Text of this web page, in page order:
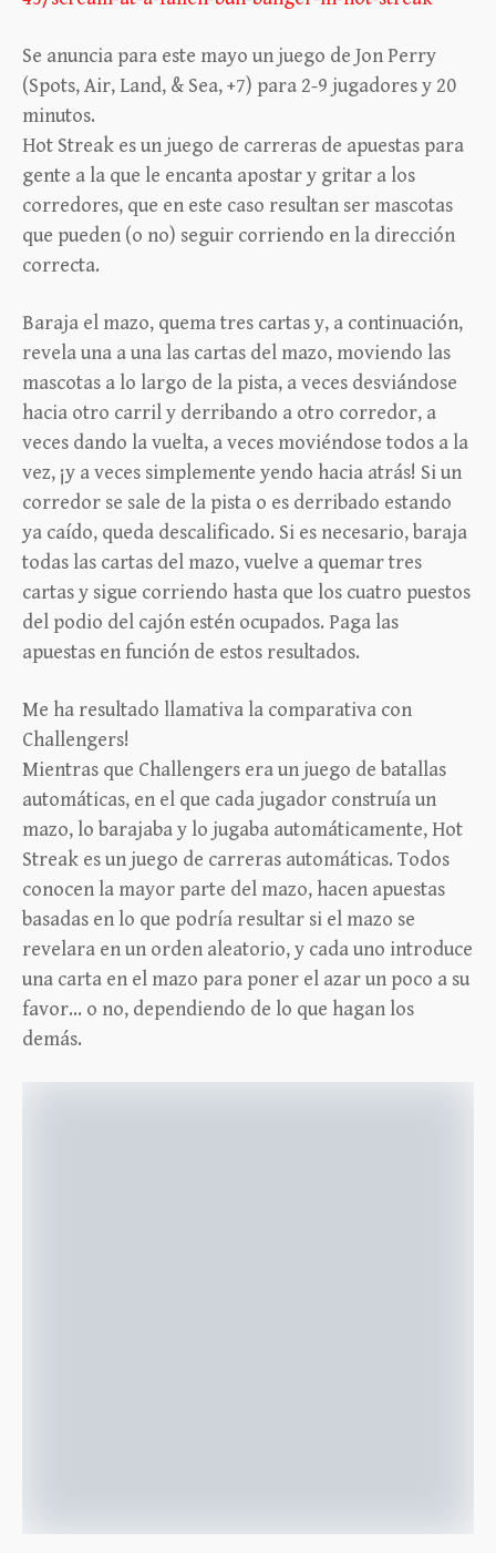
Se anuncia para este mayo un juego de Jon Perry
(Spots, Air, Land, & Sea, +7) para 2-9 jugadores y 20
minutos.
Hot Streak es un juego de carreras de apuestas para
gente a la que le encanta apostar y gritar a los
corredores, que en este caso resultan ser mascotas
que pueden (o no) seguir corriendo en la dirección
correcta.
Baraja el mazo, quema tres cartas y, a continuación,
revela una a una las cartas del mazo, moviendo las
mascotas a lo largo de la pista, a veces desviándose
hacia otro carril y derribando a otro corredor, a
veces dando la vuelta, a veces moviéndose todos a la
vez, ¡y a veces simplemente yendo hacia atrás! Si un
corredor se sale de la pista o es derribado estando
ya caído, queda descalificado. Si es necesario, baraja
todas las cartas del mazo, vuelve a quemar tres
cartas y sigue corriendo hasta que los cuatro puestos
del podio del cajón estén ocupados. Paga las
apuestas en función de estos resultados.
Me ha resultado llamativa la comparativa con
Challengers!
Mientras que Challengers era un juego de batallas
automáticas, en el que cada jugador construía un
mazo, lo barajaba y lo jugaba automáticamente, Hot
Streak es un juego de carreras automáticas. Todos
conocen la mayor parte del mazo, hacen apuestas
basadas en lo que podría resultar si el mazo se
revelara en un orden aleatorio, y cada uno introduce
una carta en el mazo para poner el azar un poco a su
favor… o no, dependiendo de lo que hagan los
demás.